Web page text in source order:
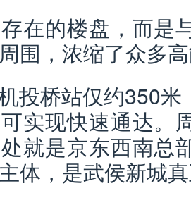
在的楼盘，而是
围，浓缩了众多
投桥站仅约350
实现快速通达。
就是京东西南总
体，是武侯新城